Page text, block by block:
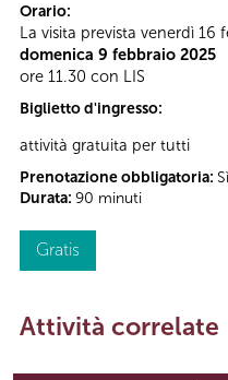
Orario:
La visita prevista venerdì 16
domenica 9 febbraio 2025
ore 11.30 con LIS
Biglietto d'ingresso:
attività gratuita per tutti
Prenotazione obbligatoria: Sì
Durata: 90 minuti
Gratis
Attività correlate